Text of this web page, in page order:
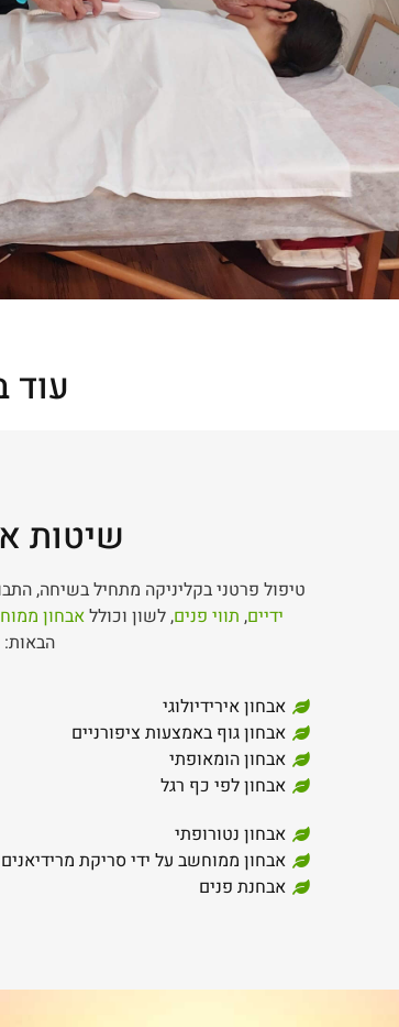
עוד
שיטות
טיפול פרטני בקליניקה מתחיל בשיחה,
ידיים, תווי פנים, לשון וכוללאבחון
הבאות:
אבחון אירידיולוגי
אבחון גוף באמצעות ציפורניים
אבחון הומאופתי
אבחון לפי כף רגל
אבחון נטורופתי
אבחון ממוחשב על ידי סריקת מרידיאנים
אבחנת פנים